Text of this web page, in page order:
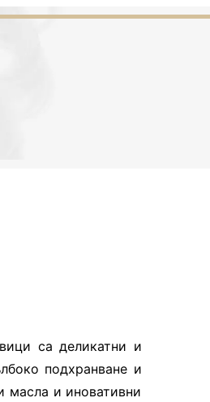
са деликатни и
подхранване и
масла и иновативни